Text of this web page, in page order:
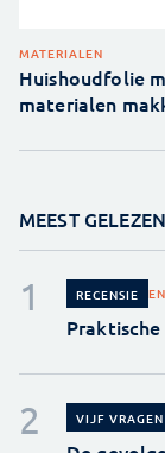
MATERIALEN
Huishoudfolie
materialen
MEEST GELEZEN
RECENSIE
VIJF